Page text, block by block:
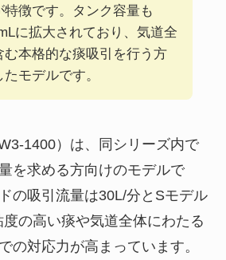
特徴です。タンク容量も
に拡大されており、気道全
む本格的な痰吸引を行う方
モデルです。
1400）は、同シリーズ内で
を求める方向けのモデルで
の吸引流量は30L/分とSモデル
の高い痰や気道全体にわたる
の対応力が高まっています。